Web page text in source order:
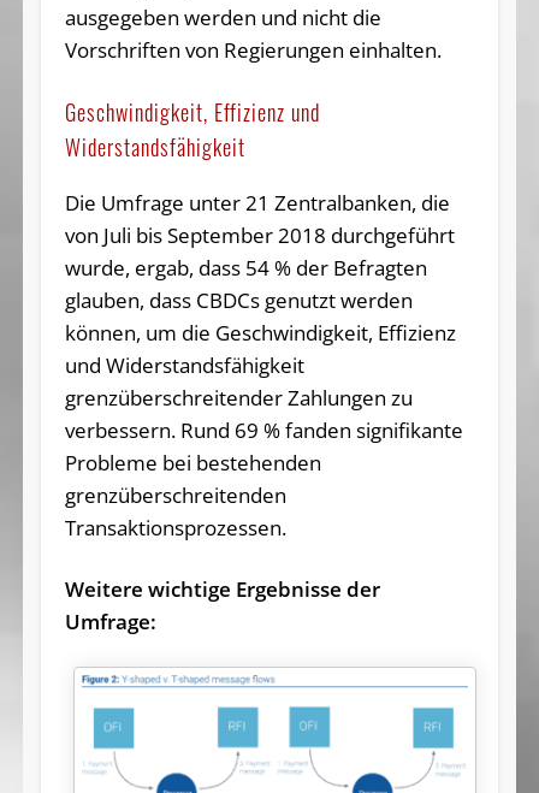
ausgegeben werden und nicht die
Vorschriften von Regierungen einhalten.
Geschwindigkeit, Effizienz und
Widerstandsfähigkeit
Die Umfrage unter 21 Zentralbanken, die
von Juli bis September 2018 durchgeführt
wurde, ergab, dass 54 % der Befragten
glauben, dass CBDCs genutzt werden
können, um die Geschwindigkeit, Effizienz
und Widerstandsfähigkeit
grenzüberschreitender Zahlungen zu
verbessern. Rund 69 % fanden signifikante
Probleme bei bestehenden
grenzüberschreitenden
Transaktionsprozessen.
Weitere wichtige Ergebnisse der
Umfrage: